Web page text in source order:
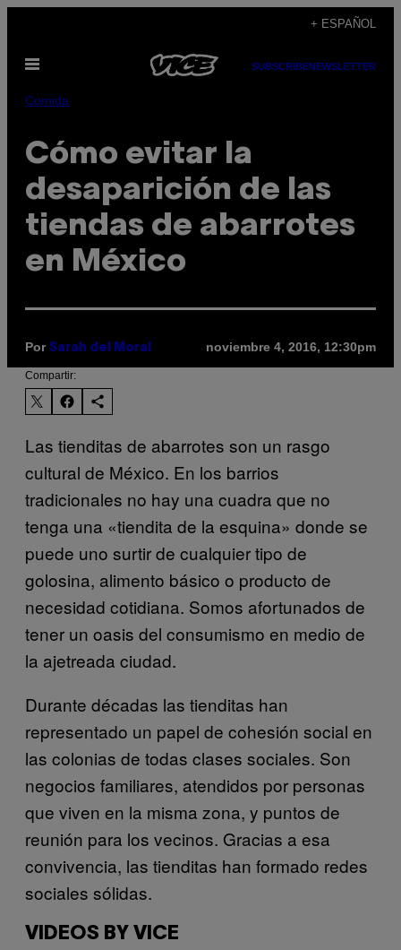
contenido
+ ESPAÑOL
Abrir
SUBSCRIBENEWSLETTER
Comida
Cómo evitar la
desaparición de las
tiendas de abarrotes
en México
Por Sarah del Moral noviembre 4, 2016, 12:30pm
Compartir:
Las tienditas de abarrotes son un rasgo
cultural de México. En los barrios
tradicionales no hay una cuadra que no
tenga una «tiendita de la esquina» donde se
puede uno surtir de cualquier tipo de
golosina, alimento básico o producto de
necesidad cotidiana. Somos afortunados de
tener un oasis del consumismo en medio de
la ajetreada ciudad.
Durante décadas las tienditas han
representado un papel de cohesión social en
las colonias de todas clases sociales. Son
negocios familiares, atendidos por personas
que viven en la misma zona, y puntos de
reunión para los vecinos. Gracias a esa
convivencia, las tienditas han formado redes
sociales sólidas.
VIDEOS BY VICE